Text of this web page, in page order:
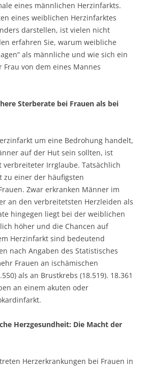
eines männlichen Herzinfarkts.
eines weiblichen Herzinfarktes
darstellen, ist vielen nicht
erfahren Sie, warum weibliche
als männliche und wie sich ein
von dem eines Mannes
Sterberate bei Frauen als bei
um eine Bedrohung handelt,
auf der Hut sein sollten, ist
verbreiteter Irrglaube. Tatsächlich
zu einer der häufigsten
Zwar erkranken Männer im
an den verbreitetsten Herzleiden als
hingegen liegt bei der weiblichen
höher und die Chancen auf
Herzinfarkt sind bedeutend
nach Angaben des Statistisches
Frauen an ischämischen
als an Brustkrebs (18.519). 18.361
an einem akuten oder
Herzgesundheit: Die Macht der
Herzerkrankungen bei Frauen in